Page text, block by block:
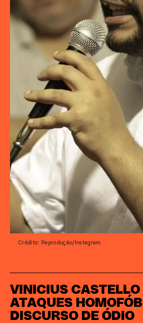
VINICIUS CASTELLO
ATAQUES
DISCURSO DE ÓDIO
Crédito: Reprodução/Instagram